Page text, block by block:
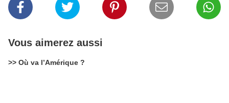
Vous aimerez aussi
>> Où va l’Amérique ?